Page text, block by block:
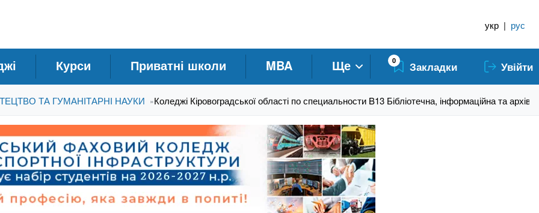
укр | рус
Курси Приватні школи MBA Ще 0 Закладки Увійти
ТА ГУМАНІТАРНІ НАУКИ »Коледжі Кіровоградської області по специальности B13 Бібліотечна, інформаційна та